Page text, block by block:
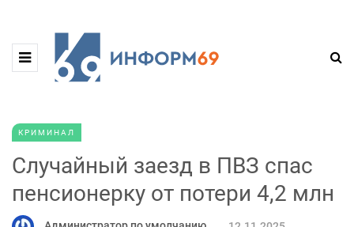
КРИМИНАЛ
Случайный заезд в ПВЗ спас
пенсионерку от потери 4,2 млн